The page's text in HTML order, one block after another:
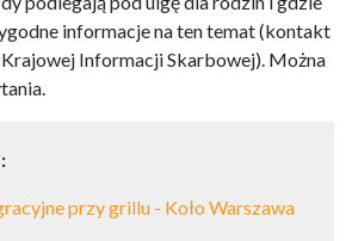
informacje na ten temat (kontakt
Informacji Skarbowej). Można
przy grillu - Koło Warszawa